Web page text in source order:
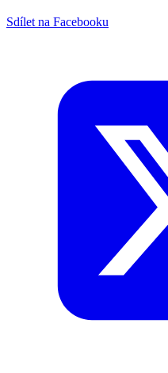
Sdílet na Facebooku